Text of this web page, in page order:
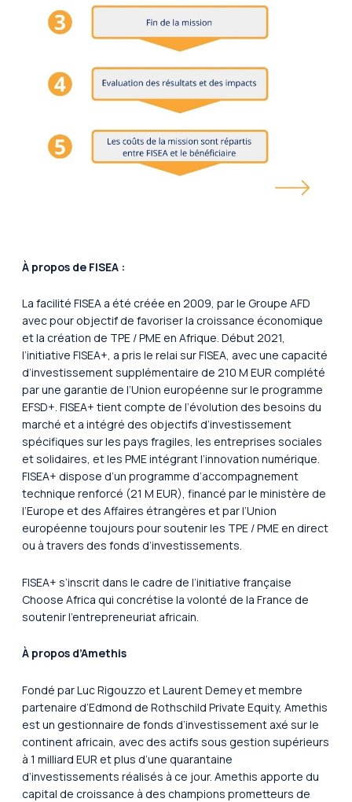
À propos de FISEA :
La facilité FISEA a été créée en 2009, par le Groupe AFD
avec pour objectif de favoriser la croissance économique
et la création de TPE / PME en Afrique. Début 2021,
l’initiative FISEA+, a pris le relai sur FISEA, avec une capacité
d’investissement supplémentaire de 210 M EUR complété
par une garantie de l’Union européenne sur le programme
EFSD+. FISEA+ tient compte de l’évolution des besoins du
marché et a intégré des objectifs d’investissement
spécifiques sur les pays fragiles, les entreprises sociales
et solidaires, et les PME intégrant l’innovation numérique.
FISEA+ dispose d’un programme d’accompagnement
technique renforcé (21 M EUR), financé par le ministère de
l’Europe et des Affaires étrangères et par l’Union
européenne toujours pour soutenir les TPE / PME en direct
ou à travers des fonds d’investissements.
FISEA+ s’inscrit dans le cadre de l’initiative française
Choose Africa qui concrétise la volonté de la France de
soutenir l’entrepreneuriat africain.
À propos d’Amethis
Fondé par Luc Rigouzzo et Laurent Demey et membre
partenaire d’Edmond de Rothschild Private Equity, Amethis
est un gestionnaire de fonds d’investissement axé sur le
continent africain, avec des actifs sous gestion supérieurs
à 1 milliard EUR et plus d’une quarantaine
d’investissements réalisés à ce jour. Amethis apporte du
capital de croissance à des champions prometteurs de